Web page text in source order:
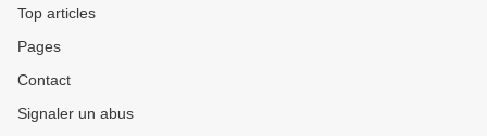
Top articles
Pages
Contact
Signaler un abus